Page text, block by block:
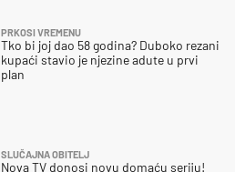
PRKOSI VREMENU
Tko bi joj dao 58 godina? Duboko rezani
kupaći stavio je njezine adute u prvi
plan
SLUČAJNA OBITELJ
Nova TV donosi novu domaću seriju!